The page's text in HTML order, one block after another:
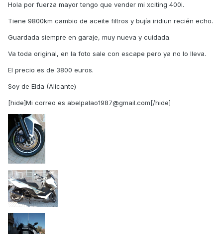
Hola por fuerza mayor tengo que vender mi xciting 400i.
Tiene 9800km cambio de aceite filtros y bujía iridiun recién echo.
Guardada siempre en garaje, muy nueva y cuidada.
Va toda original, en la foto sale con escape pero ya no lo lleva.
El precio es de 3800 euros.
Soy de Elda (Alicante)
[hide]Mi correo es abelpalao1987@gmail.com[/hide]